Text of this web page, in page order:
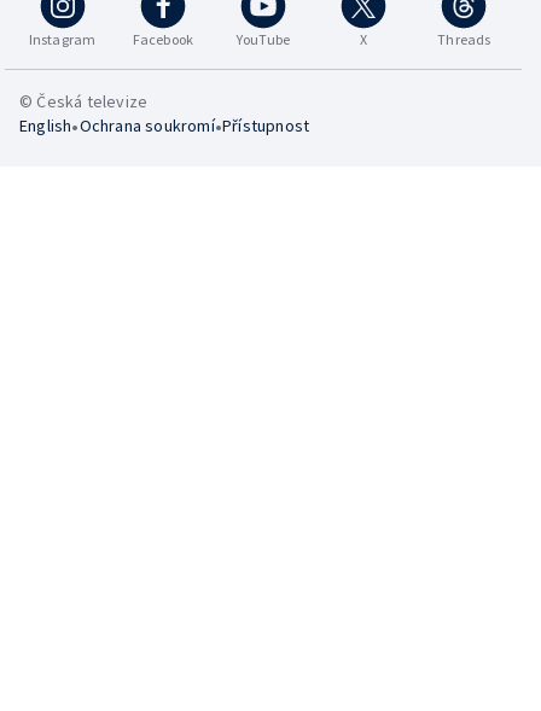
Instagram Facebook YouTube X Threads
© Česká televize
English•Ochrana soukromí•Přístupnost